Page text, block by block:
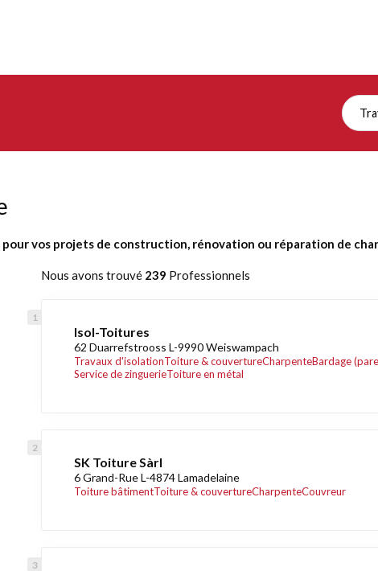
vos projets de construction, rénovation ou réparation de
Nous avons trouvé 239 Professionnels
Isol-Toitures
62 Duarrefstrooss L-9990 Weiswampach
Travaux d'isolationToiture & couvertureCharpenteBardage
Service de zinguerieToiture en métal
SK Toiture Sàrl
6 Grand-Rue L-4874 Lamadelaine
Toiture bâtimentToiture & couvertureCharpenteCouvreur